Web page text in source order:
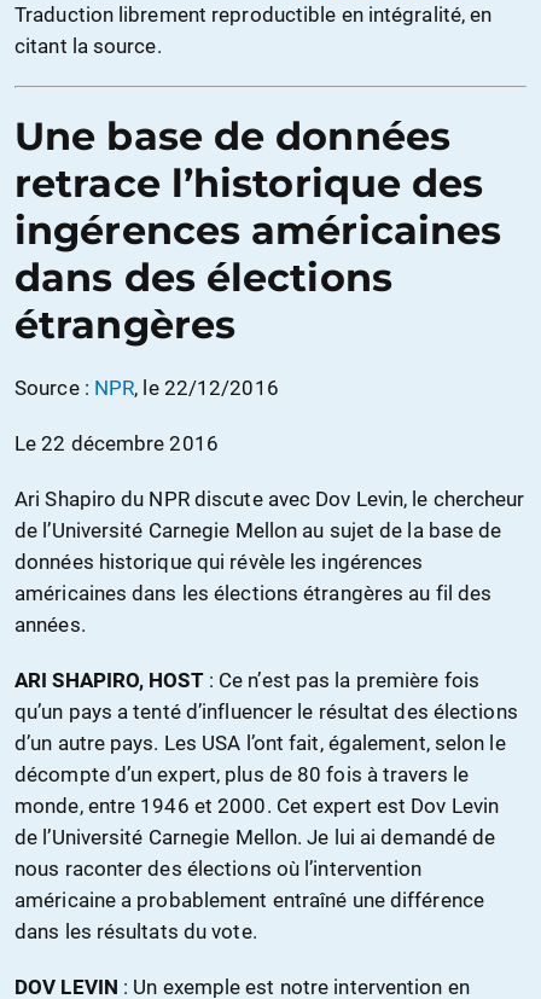
Traduction librement reproductible en intégralité, en
citant la source.
Une base de données
retrace l’historique des
ingérences américaines
dans des élections
étrangères
Source : NPR, le 22/12/2016
Le 22 décembre 2016
Ari Shapiro du NPR discute avec Dov Levin, le chercheur
de l’Université Carnegie Mellon au sujet de la base de
données historique qui révèle les ingérences
américaines dans les élections étrangères au fil des
années.
ARI SHAPIRO, HOST : Ce n’est pas la première fois
qu’un pays a tenté d’influencer le résultat des élections
d’un autre pays. Les USA l’ont fait, également, selon le
décompte d’un expert, plus de 80 fois à travers le
monde, entre 1946 et 2000. Cet expert est Dov Levin
de l’Université Carnegie Mellon. Je lui ai demandé de
nous raconter des élections où l’intervention
américaine a probablement entraîné une différence
dans les résultats du vote.
DOV LEVIN : Un exemple est notre intervention en